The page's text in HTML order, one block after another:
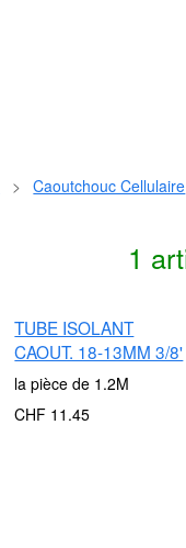
> Caoutchouc Cellulaire
1
TUBE ISOLANT
CAOUT. 18-13MM 3/8'
la pièce de 1.2M
CHF 11.45